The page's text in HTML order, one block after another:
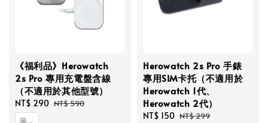
《福利品》Herowatch
2s Pro 專用充電盤含線
（不適用於其他型號）
Sale
price
NT$ 290 Regular
NT$ 590
Herowatch 2s Pro 手錶
專用SIM卡托（不適用於
Herowatch 1代、
Herowatch 2代）
Sale
NT$ 150 Regular
NT$ 299